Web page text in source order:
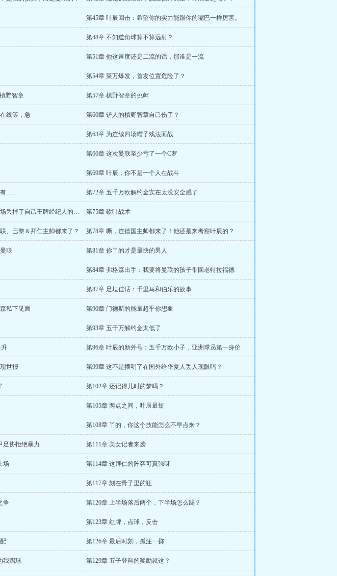
第45章 叶辰回击：希望你的实力能跟你的嘴巴一样厉害。
第48章 不知道角球算不算远射？
第51章 他这速度还是二流的话，那谁是一流
第54章 莱万爆发，首发位置危险了？
野智章 第57章 槙野智章的挑衅
线等，急 第60章 铲人的槙野智章自己伤了？
第63章 为连续四场帽子戏法而战
第66章 这次曼联至少亏了一个C罗
第69章 叶辰，你不是一个人在战斗
有…… 第72章 五千万欧解约金实在太没安全感了
第74章 门德斯，不要为了华夏市场丢掉了自己王牌经纪人的尊严 第75章 砍叶战术
、巴黎＆拜仁主帅都来了？ 第78章 嘶，连德国主帅都来了！他还是来考察叶辰的？
联 第81章 你丫的才是最快的男人
第84章 弗格森出手：我要将曼联的孩子带回老特拉福德
第87章 足坛佳话：千里马和伯乐的故事
私下见面 第90章 门德斯的能量超乎你想象
第93章 五千万解约金太低了
升 第96章 叶辰的新外号：五千万欧小子，亚洲球员第一身价
世报 第99章 这不是摆明了在国外给华夏人丢人现眼吗？
第102章 还记得儿时的梦吗？
第105章 两点之间，叶辰最短
第108章 丫的，你这个技能怎么不早点来？
足协拒绝暴力 第111章 美女记者来袭
场 第114章 这拜仁的阵容可真强呀
第117章 刻在骨子里的狂
争 第120章 上半场落后两个，下半场怎么踢？
第123章 红牌，点球，反击
第126章 最后时刻，孤注一掷
我踢球 第129章 五子登科的奖励就这？